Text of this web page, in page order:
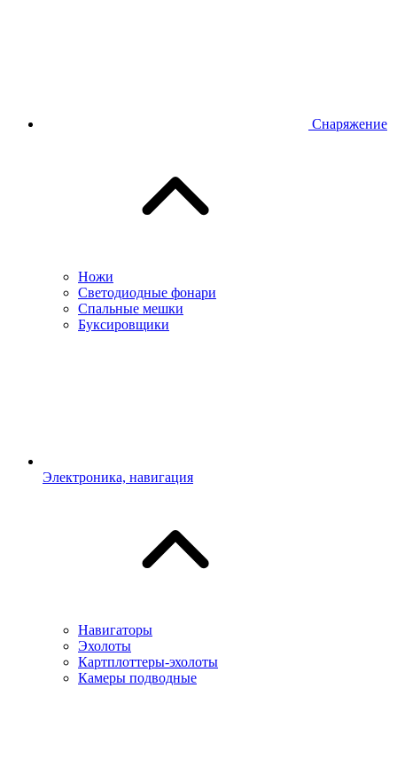
Снаряжение
Ножи
Светодиодные фонари
Спальные мешки
Буксировщики
Электроника, навигация
Навигаторы
Эхолоты
Картплоттеры-эхолоты
Камеры подводные